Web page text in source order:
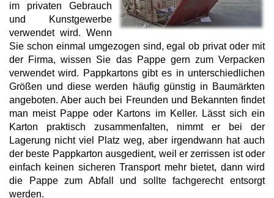
im privaten Gebrauch
und Kunstgewerbe
verwendet wird. Wenn
Sie schon einmal umgezogen sind, egal ob privat oder mit
der Firma, wissen Sie das Pappe gern zum Verpacken
verwendet wird. Pappkartons gibt es in unterschiedlichen
Größen und diese werden häufig günstig in Baumärkten
angeboten. Aber auch bei Freunden und Bekannten findet
man meist Pappe oder Kartons im Keller. Lässt sich ein
Karton praktisch zusammenfalten, nimmt er bei der
Lagerung nicht viel Platz weg, aber irgendwann hat auch
der beste Pappkarton ausgedient, weil er zerrissen ist oder
einfach keinen sicheren Transport mehr bietet, dann wird
die Pappe zum Abfall und sollte fachgerecht entsorgt
werden.